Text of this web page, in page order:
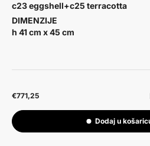
c23 eggshell+c25 terracotta
DIMENZIJE
h 41 cm x 45 cm
€771,25
Dodaj u